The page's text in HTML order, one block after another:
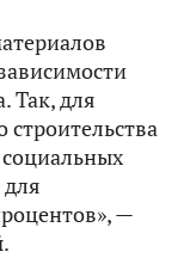
Так, для
социальных
—
.